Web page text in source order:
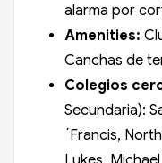
alarma por
Amenities:
Canchas de
Colegios
Secundaria):
´Francis,